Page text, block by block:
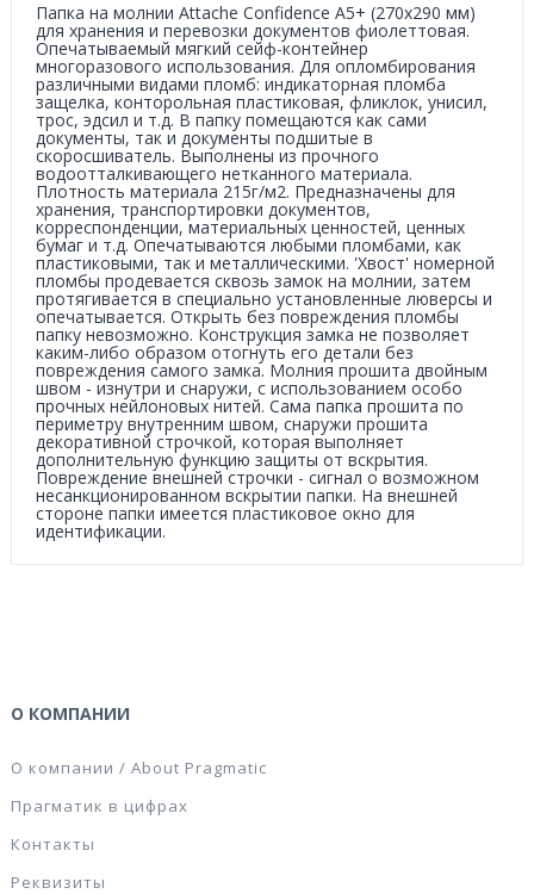
Папка на молнии Attache Confidence А5+ (270х290 мм)
для хранения и перевозки документов фиолеттовая.
Опечатываемый мягкий сейф-контейнер
многоразового использования. Для опломбирования
различными видами пломб: индикаторная пломба
защелка, конторольная пластиковая, фликлок, унисил,
трос, эдсил и т.д. В папку помещаются как сами
документы, так и документы подшитые в
скоросшиватель. Выполнены из прочного
водоотталкивающего нетканного материала.
Плотность материала 215г/м2. Предназначены для
хранения, транспортировки документов,
корреспонденции, материальных ценностей, ценных
бумаг и т.д. Опечатываются любыми пломбами, как
пластиковыми, так и металлическими. 'Хвост' номерной
пломбы продевается сквозь замок на молнии, затем
протягивается в специально установленные люверсы и
опечатывается. Открыть без повреждения пломбы
папку невозможно. Конструкция замка не позволяет
каким-либо образом отогнуть его детали без
повреждения самого замка. Молния прошита двойным
швом - изнутри и снаружи, с использованием особо
прочных нейлоновых нитей. Сама папка прошита по
периметру внутренним швом, снаружи прошита
декоративной строчкой, которая выполняет
дополнительную функцию защиты от вскрытия.
Повреждение внешней строчки - сигнал о возможном
несанкционированном вскрытии папки. На внешней
стороне папки имеется пластиковое окно для
идентификации.
О КОМПАНИИ
О компании / About Pragmatic
Прагматик в цифрах
Контакты
Реквизиты